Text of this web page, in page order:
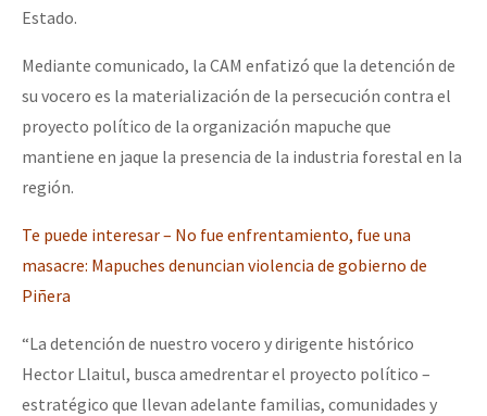
Estado.
Mediante comunicado, la CAM enfatizó que la detención de
su vocero es la materialización de la persecución contra el
proyecto político de la organización mapuche que
mantiene en jaque la presencia de la industria forestal en la
región.
Te puede interesar – No fue enfrentamiento, fue una
masacre: Mapuches denuncian violencia de gobierno de
Piñera
“La detención de nuestro vocero y dirigente histórico
Hector Llaitul, busca amedrentar el proyecto político –
estratégico que llevan adelante familias, comunidades y